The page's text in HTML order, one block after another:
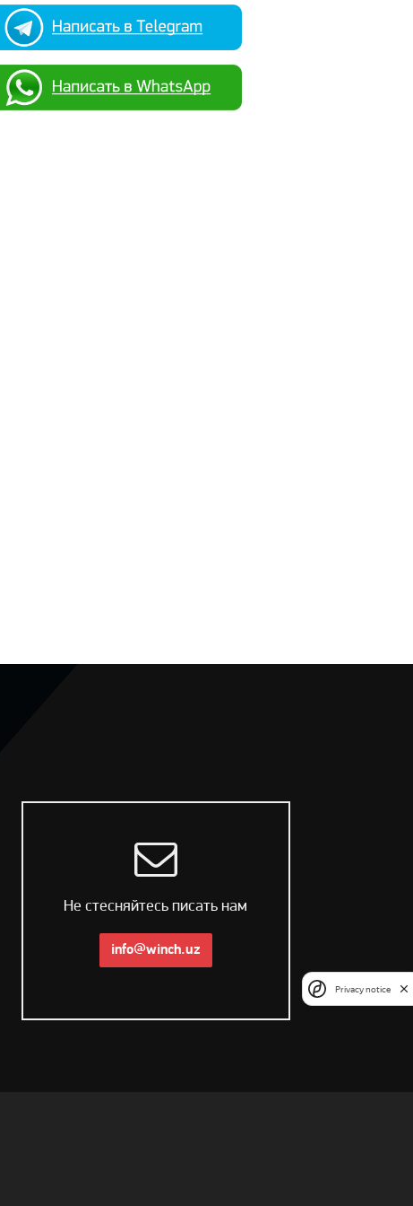
Не стесняйтесь писать нам
info@winch.uz
Privacy notice